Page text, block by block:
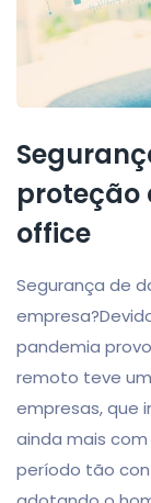
proteção
office
Segurança de
pandemia
remoto teve
empresas, que
ainda mais
período tão